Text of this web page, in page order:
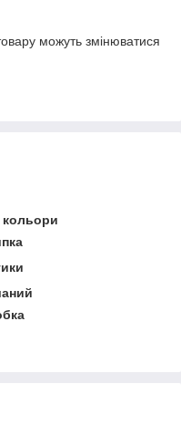
можуть змінюватися
кольори